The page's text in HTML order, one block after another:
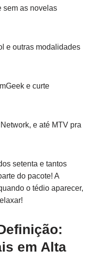
sem as novelas
e outras modalidades
e curte
e até MTV pra
setenta e tantos
do pacote! A
o tédio aparecer,
em Alta